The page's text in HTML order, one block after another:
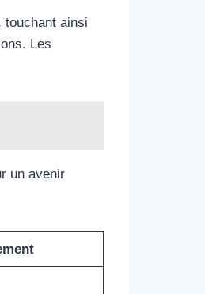
touchant ainsi
Les
un avenir